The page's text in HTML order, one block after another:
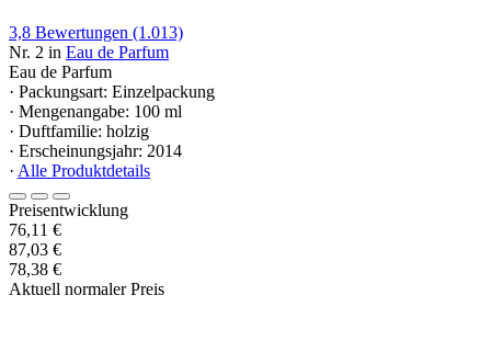
3,8 Bewertungen (1.013)
Nr. 2 in Eau de Parfum
Eau de Parfum
· Packungsart: Einzelpackung
· Mengenangabe: 100 ml
· Duftfamilie: holzig
· Erscheinungsjahr: 2014
· Alle Produktdetails
Preisentwicklung
76,11 €
87,03 €
78,38 €
Aktuell normaler Preis